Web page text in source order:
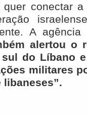
conectar
A
alertou o
do Líbano
militares
libaneses”.